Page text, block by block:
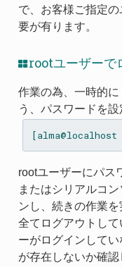
で、お客様ご指定
要が有ります。
rootユーザーで
作業の為、一時的
う、パスワードを設
rootユーザーにパス
またはシリアルコ
ンし、続きの作業
全てログアウトし
ーがログインして
が存在しないか確